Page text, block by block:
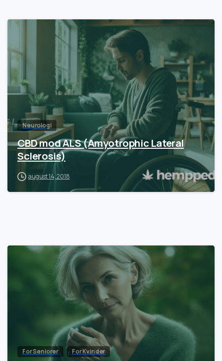
Neurologi
CBD mod ALS (Amyotrophic Lateral
Sclerosis)
august 14, 2018
For Seniorer For Kvinder